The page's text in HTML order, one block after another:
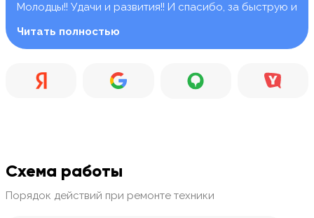
Молодцы!! Удачи и развития!! И спасибо, за быструю и
Читать полностью
Схема работы
Порядок действий при ремонте техники